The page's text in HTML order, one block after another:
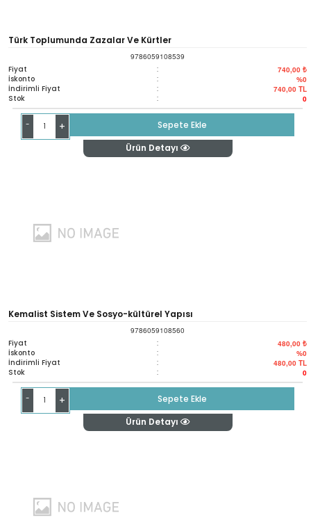
Türk Toplumunda Zazalar Ve Kürtler
9786059108539
Fiyat : 740,00 ₺
İskonto : %0
İndirimli Fiyat : 740,00 TL
Stok : 0
- +
Sepete Ekle
Ürün Detayı
Kemalist Sistem Ve Sosyo-kültürel Yapısı
9786059108560
Fiyat : 480,00 ₺
İskonto : %0
İndirimli Fiyat : 480,00 TL
Stok : 0
- +
Sepete Ekle
Ürün Detayı